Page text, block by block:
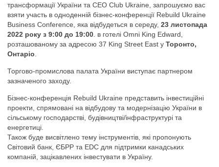
трансформації України та CEO Club Ukraine, запрошуємо вас
взяти участь в одноденній бізнес-конференції Rebuild Ukraine
Business Conference, яка відбудеться в середу, 23 листопада
2022 року з 9:00 до 19:00 . в готелі Omni King Edward,
розташованому за адресою 37 King Street East у Торонто,
Онтаріо
Торгово-промислова палата України виступає партнером
зазначеного заходу.
Бізнес-конференція Rebuild Ukraine представить інвестиційні
проекти, спрямовані на відбудову та модернізацію України в
сільському господарстві, будівництві/інфраструктурі та
енергетиці.
Також буде висвітлено тему інструментів, які пропонують
Світовий банк, ЄБРР та EDC для підтримки канадських
компаній, зацікавлених інвестувати в Україну.